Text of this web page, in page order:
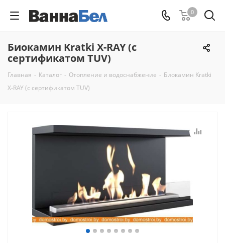
0
Биокамин Kratki X-RAY (с
сертификатом TUV)
Главная - Каталог - Отопление и водоснабжение - Биокамин Kratki
X-RAY (с сертификатом TUV)